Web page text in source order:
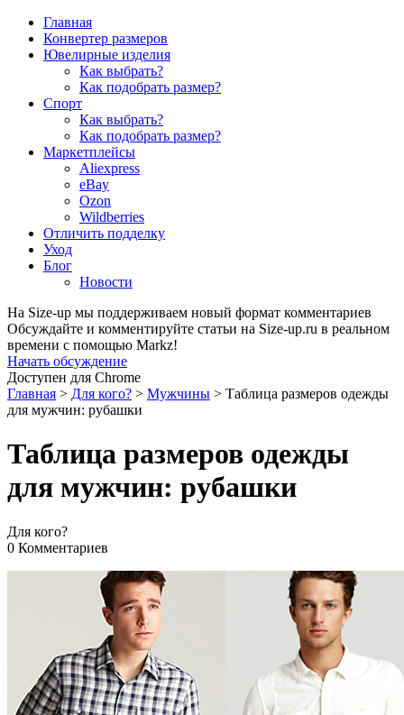
Главная
Конвертер размеров
Ювелирные изделия
Как выбрать?
Как подобрать размер?
Спорт
Как выбрать?
Как подобрать размер?
Маркетплейсы
Aliexpress
eBay
Ozon
Wildberries
Отличить подделку
Уход
Блог
Новости
На Size-up мы поддерживаем новый формат комментариев
Обсуждайте и комментируйте статьи на Size-up.ru в реальном
времени с помощью Markz!
Начать обсуждение
Доступен для Chrome
Главная > Для кого? > Мужчины > Таблица размеров одежды
для мужчин: рубашки
Таблица размеров одежды
для мужчин: рубашки
Для кого?
0 Комментариев